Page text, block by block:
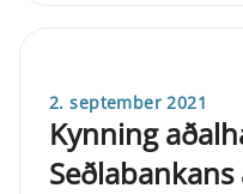
2. september 2021
Kynning